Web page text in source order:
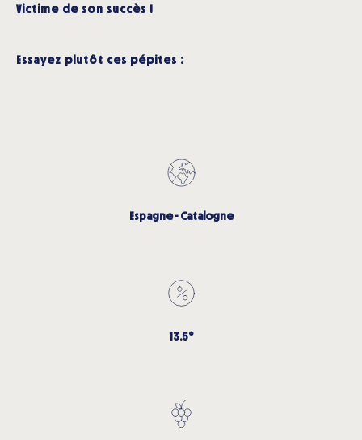
Victime de son succès !
Essayez plutôt ces pépites :
Espagne - Catalogne
13.5°